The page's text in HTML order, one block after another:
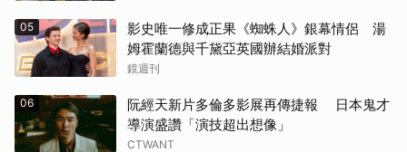
05
影史唯一修成正果《蜘蛛人》銀幕情侶 湯
姆霍蘭德與千黛亞英國辦結婚派對
鏡週刊
06
阮經天新片多倫多影展再傳捷報 日本鬼才
導演盛讚「演技超出想像」
CTWANT